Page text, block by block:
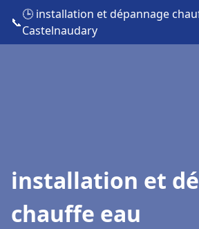
📞
🕒 installation et dépannage
Castelnaudary
installation et
chauffe eau